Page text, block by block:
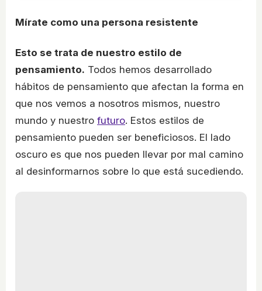
Mírate como una persona resistente
Esto se trata de nuestro estilo de
pensamiento. Todos hemos desarrollado
hábitos de pensamiento que afectan la forma en
que nos vemos a nosotros mismos, nuestro
mundo y nuestro futuro. Estos estilos de
pensamiento pueden ser beneficiosos. El lado
oscuro es que nos pueden llevar por mal camino
al desinformarnos sobre lo que está sucediendo.